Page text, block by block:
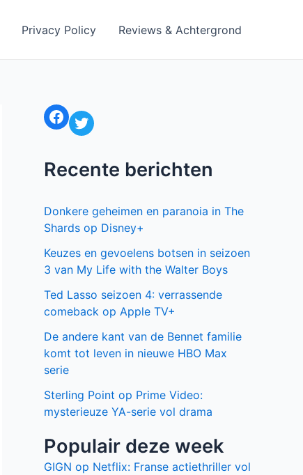
Privacy Policy Reviews & Achtergrond
Facebook Twitter
Recente berichten
Donkere geheimen en paranoia in The
Shards op Disney+
Keuzes en gevoelens botsen in seizoen
3 van My Life with the Walter Boys
Ted Lasso seizoen 4: verrassende
comeback op Apple TV+
De andere kant van de Bennet familie
komt tot leven in nieuwe HBO Max
serie
Sterling Point op Prime Video:
mysterieuze YA-serie vol drama
Populair deze week
GIGN op Netflix: Franse actiethriller vol